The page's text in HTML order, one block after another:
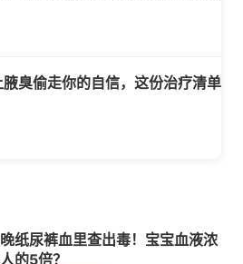
臭偷走你的自信，这份治疗清单
纸尿裤血里查出毒！宝宝血液浓
的5倍？